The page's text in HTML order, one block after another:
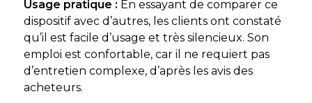
Usage pratique : En essayant de comparer ce
dispositif avec d’autres, les clients ont constaté
qu’il est facile d’usage et très silencieux. Son
emploi est confortable, car il ne requiert pas
d’entretien complexe, d’après les avis des
acheteurs.